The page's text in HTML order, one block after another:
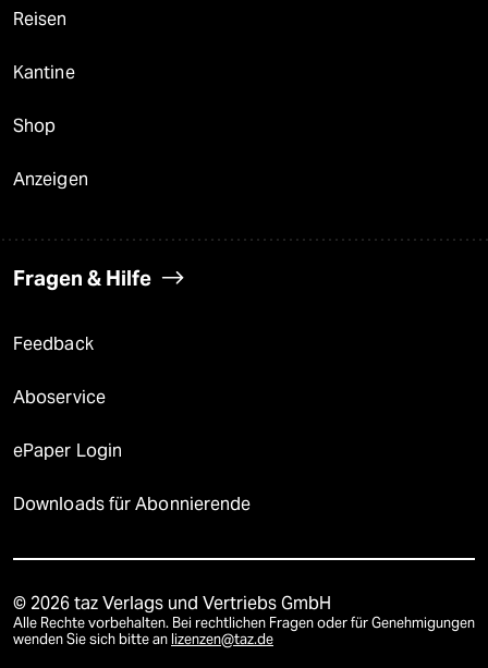
Reisen
Kantine
Shop
Anzeigen
Fragen & Hilfe
Feedback
Aboservice
ePaper Login
Downloads für Abonnierende
© 2026 taz Verlags und Vertriebs GmbH
Alle Rechte vorbehalten. Bei rechtlichen Fragen oder für Genehmigungen
wenden Sie sich bitte an lizenzen@taz.de